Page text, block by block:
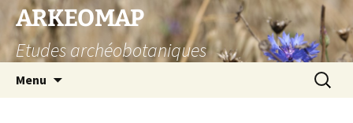
Aller
contenu
ARKEOMAP
Etudes archéobotaniques
Menu